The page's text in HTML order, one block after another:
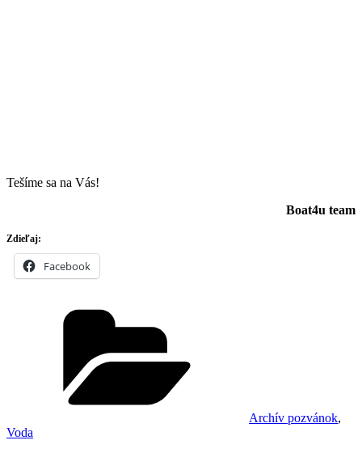
Tešíme sa na Vás!
Boat4u team
Zdieľaj:
Facebook
Archív pozvánok,
Voda